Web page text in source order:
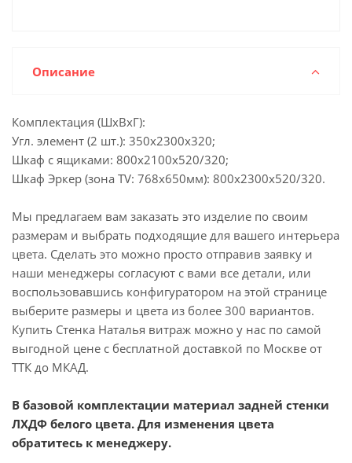
Описание
Комплектация (ШхВхГ):
Угл. элемент (2 шт.): 350х2300х320;
Шкаф с ящиками: 800х2100х520/320;
Шкаф Эркер (зона TV: 768х650мм): 800х2300х520/320.
Мы предлагаем вам заказать это изделие по своим
размерам и выбрать подходящие для вашего интерьера
цвета. Сделать это можно просто отправив заявку и
наши менеджеры согласуют с вами все детали, или
воспользовавшись конфигуратором на этой странице
выберите размеры и цвета из более 300 вариантов.
Купить Стенка Наталья витраж можно у нас по самой
выгодной цене с бесплатной доставкой по Москве от
ТТК до МКАД.
В базовой комплектации материал задней стенки
ЛХДФ белого цвета. Для изменения цвета
обратитесь к менеджеру.